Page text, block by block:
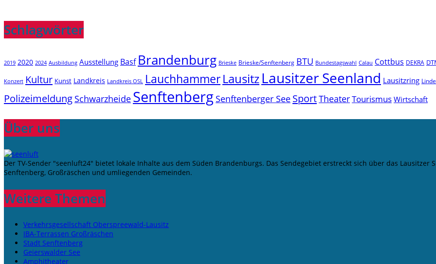
Schlagwörter
2019 2020 2024 Ausbildung Ausstellung Basf Brandenburg Brieske Brieske/Senftenberg BTU Bundestagswahl Calau Cottbus DEKRA
Konzert Kultur Kunst Landkreis Landkreis OSL LauchhammerLausitzLausitzer Seenland Lausitzring
Polizeimeldung Schwarzheide Senftenberg Senftenberger See SportTheaterTourismus Wirtschaft
Über uns
Der TV-Sender "seenluft24" bietet lokale Inhalte aus dem Süden Brandenburgs. Das Sendegebiet erstreckt sich über das Lausitzer
Senftenberg, Großräschen und umliegenden Gemeinden.
Weitere Themen
Verkehrsgesellschaft Oberspreewald-Lausitz
IBA-Terrassen Großräschen
Stadt Senftenberg
Geierswalder See
Amphitheater